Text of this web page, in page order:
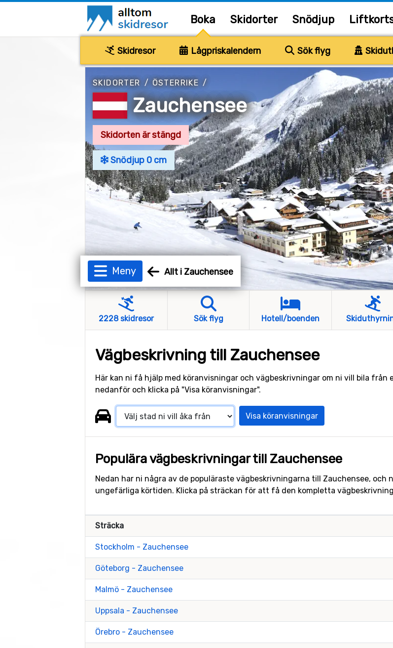
Boka Skidorter Snödjup
Skidresor Lågpriskalendern Sök flyg
SKIDORTER / ÖSTERRIKE /
Zauchensee
Skidorten är stängd
Snödjup 0 cm
Meny Allt i Zauchensee
2228 skidresor Sök flyg Hotell/boenden
Vägbeskrivning till Zauchensee
Här kan ni få hjälp med köranvisningar och vägbeskrivningar om ni vill bila från
nedanför och klicka på "Visa köranvisningar".
Visa köranvisningar
Populära vägbeskrivningar till Zauchensee
Nedan har ni några av de populäraste vägbeskrivningarna till Zauchensee, och
ungefärliga körtiden. Klicka på sträckan för att få den kompletta
Sträcka
Stockholm - Zauchensee
Göteborg - Zauchensee
Malmö - Zauchensee
Uppsala - Zauchensee
Örebro - Zauchensee